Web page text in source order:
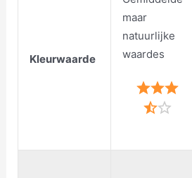
Kleurwaarde
maar
natuurlijke
waardes